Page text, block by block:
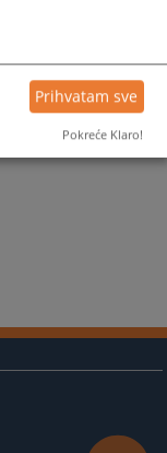
Prihvatam sve
Pokreće Klaro!